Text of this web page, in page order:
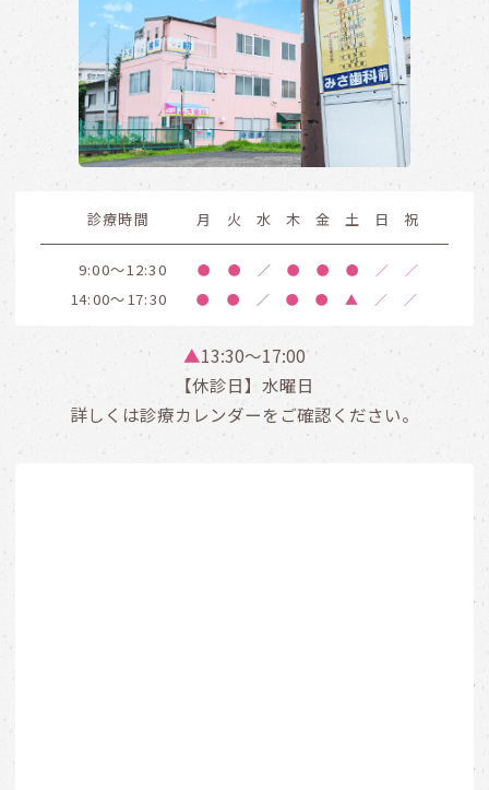
診療時間 月 火 水 木 金 土 日 祝
9:00～12:30 ● ● ／ ● ● ● ／ ／
14:00～17:30 ● ● ／ ● ● ▲ ／ ／
▲13:30〜17:00
【休診日】水曜日
詳しくは診療カレンダーをご確認ください。